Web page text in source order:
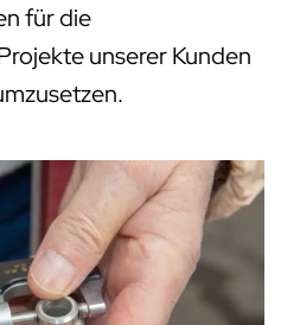
für die
unserer Kunden